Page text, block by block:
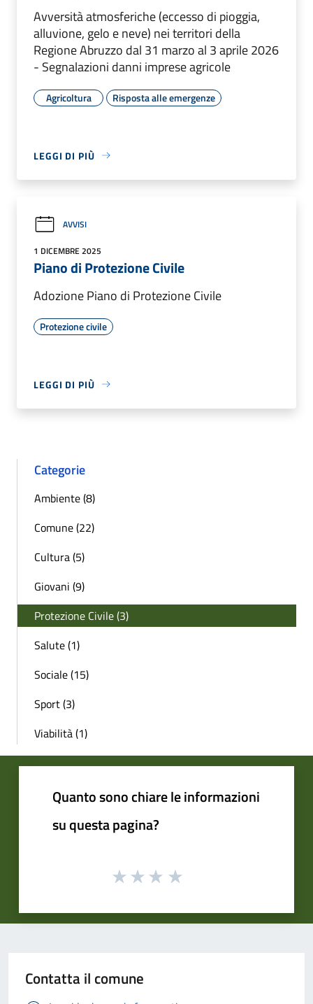
Avversità atmosferiche (eccesso di pioggia,
alluvione, gelo e neve) nei territori della
Regione Abruzzo dal 31 marzo al 3 aprile 2026
- Segnalazioni danni imprese agricole
Agricoltura Risposta alle emergenze
LEGGI DI PIÙ
AVVISI
1 DICEMBRE 2025
Piano di Protezione Civile
Adozione Piano di Protezione Civile
Protezione civile
LEGGI DI PIÙ
Categorie
Ambiente (8)
Comune (22)
Cultura (5)
Giovani (9)
Protezione Civile (3)
Salute (1)
Sociale (15)
Sport (3)
Viabilità (1)
Quanto sono chiare le informazioni
su questa pagina?
Contatta il comune